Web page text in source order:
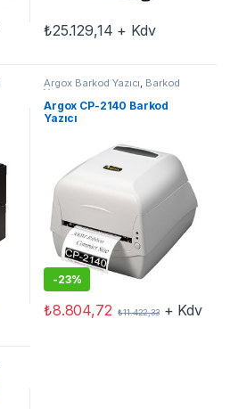
₺25.129,14 + Kdv
Argox Barkod Yazıcı, Barkod
Yazıcı
Argox CP-2140 Barkod
Yazıcı
-23%
₺8.804,72 ₺11.422,33+ Kdv